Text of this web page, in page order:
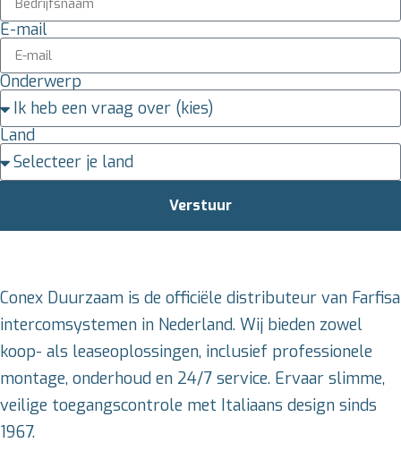
E-mail
Onderwerp
Land
Verstuur
Conex Duurzaam is de officiële distributeur van Farfisa
intercomsystemen in Nederland. Wij bieden zowel
koop- als leaseoplossingen, inclusief professionele
montage, onderhoud en 24/7 service. Ervaar slimme,
veilige toegangscontrole met Italiaans design sinds
1967.